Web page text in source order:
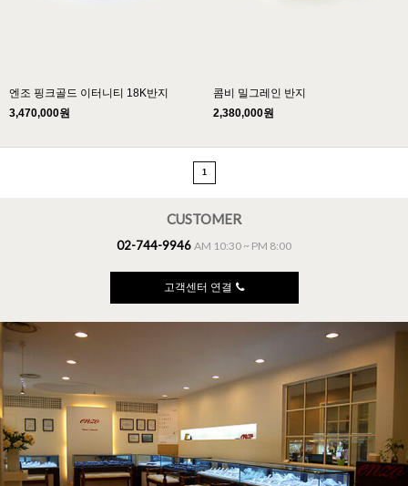
엔조 핑크골드 이터니티 18K반지
3,470,000원
콤비 밀그레인 반지
2,380,000원
1
CUSTOMER
02-744-9946 AM 10:30 ~ PM 8:00
고객센터 연결